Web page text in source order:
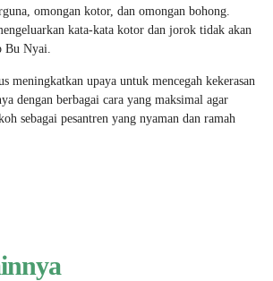
omongan kotor, dan omongan bohong.
kata-kata kotor dan jorok tidak akan
Bu Nyai.
meningkatkan upaya untuk mencegah kekerasan
dengan berbagai cara yang maksimal agar
sebagai pesantren yang nyaman dan ramah